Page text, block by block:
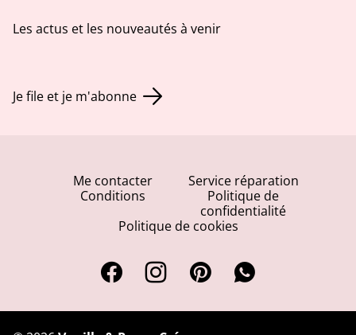
Les actus et les nouveautés à venir
Je file et je m'abonne
Me contacter
Service réparation
Conditions
Politique de
confidentialité
Politique de cookies